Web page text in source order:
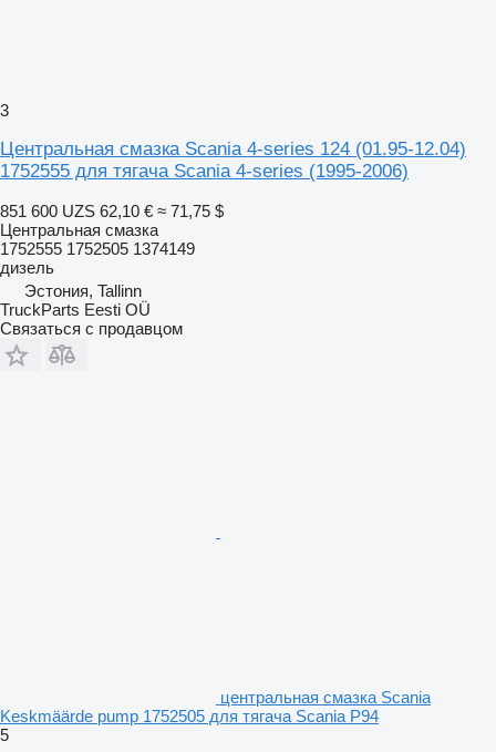
3
Центральная смазка Scania 4-series 124 (01.95-12.04)
1752555 для тягача Scania 4-series (1995-2006)
851 600 UZS 62,10 € ≈ 71,75 $
Центральная смазка
1752555 1752505 1374149
дизель
Эстония, Tallinn
TruckParts Eesti OÜ
Связаться с продавцом
центральная смазка Scania
Keskmäärde pump 1752505 для тягача Scania P94
5